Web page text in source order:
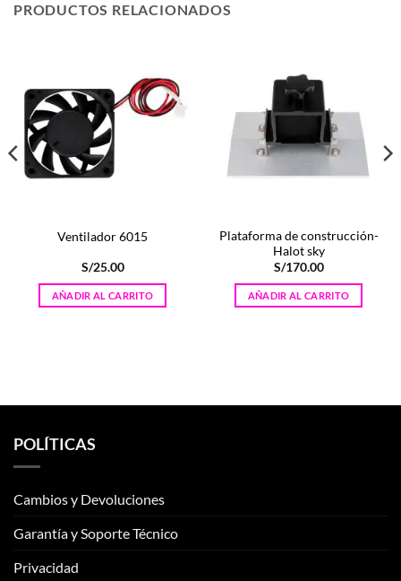
PRODUCTOS RELACIONADOS
Ventilador 6015
S/25.00
AÑADIR AL CARRITO
Plataforma de construcción-
Halot sky
S/170.00
AÑADIR AL CARRITO
POLÍTICAS
Cambios y Devoluciones
Garantía y Soporte Técnico
Privacidad